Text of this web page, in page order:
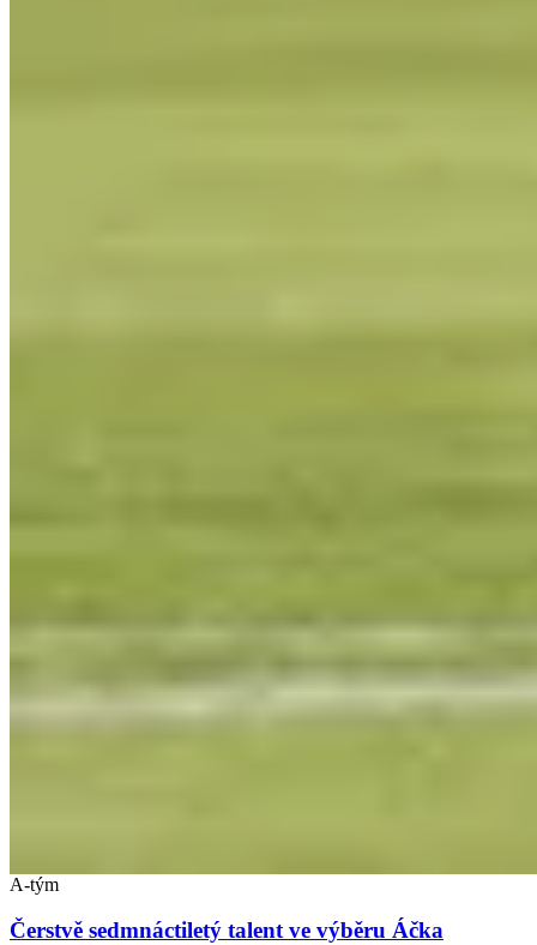
A-tým
Čerstvě sedmnáctiletý talent ve výběru Áčka